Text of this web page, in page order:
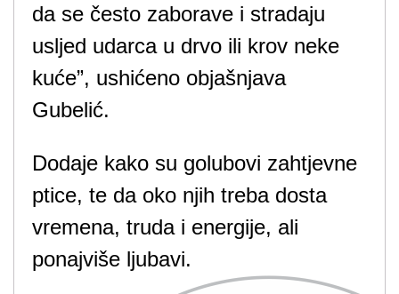
da se često zaborave i stradaju
usljed udarca u drvo ili krov neke
kuće”, ushićeno objašnjava
Gubelić.
Dodaje kako su golubovi zahtjevne
ptice, te da oko njih treba dosta
vremena, truda i energije, ali
ponajviše ljubavi.